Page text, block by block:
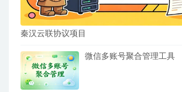
秦汉云联协议项目
微信多账号聚合管理工具